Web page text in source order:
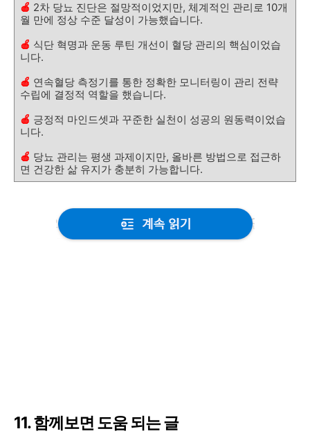
🍎 2차 당뇨 진단은 절망적이었지만, 체계적인 관리로 10개
월 만에 정상 수준 달성이 가능했습니다.
🍎 식단 혁명과 운동 루틴 개선이 혈당 관리의 핵심이었습
니다.
🍎 연속혈당 측정기를 통한 정확한 모니터링이 관리 전략
수립에 결정적 역할을 했습니다.
🍎 긍정적 마인드셋과 꾸준한 실천이 성공의 원동력이었습
니다.
🍎 당뇨 관리는 평생 과제이지만, 올바른 방법으로 접근하
면 건강한 삶 유지가 충분히 가능합니다.
11. 함께보면 도움 되는 글